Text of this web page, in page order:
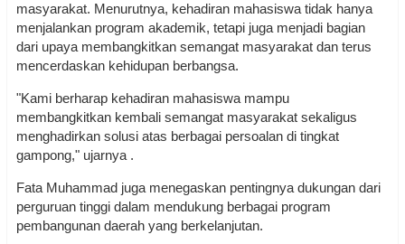
masyarakat. Menurutnya, kehadiran mahasiswa tidak hanya
menjalankan program akademik, tetapi juga menjadi bagian
dari upaya membangkitkan semangat masyarakat dan terus
mencerdaskan kehidupan berbangsa.
"Kami berharap kehadiran mahasiswa mampu
membangkitkan kembali semangat masyarakat sekaligus
menghadirkan solusi atas berbagai persoalan di tingkat
gampong," ujarnya .
Fata Muhammad juga menegaskan pentingnya dukungan dari
perguruan tinggi dalam mendukung berbagai program
pembangunan daerah yang berkelanjutan.